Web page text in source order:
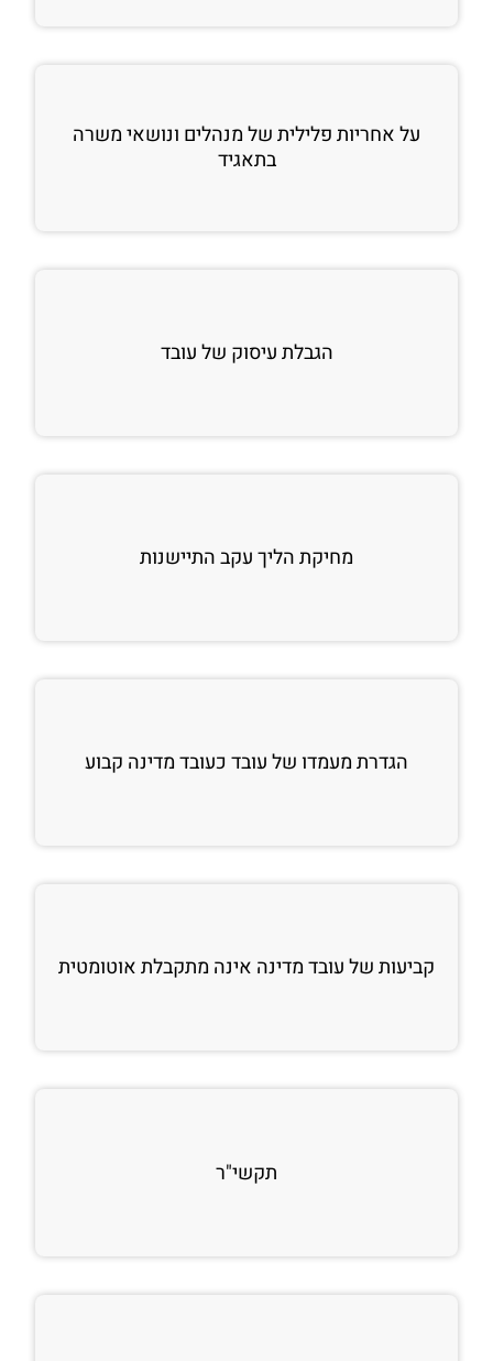
על אחריות פלילית של מנהלים ונושאי משרה
בתאגיד
הגבלת עיסוק של עובד
מחיקת הליך עקב התיישנות
הגדרת מעמדו של עובד כעובד מדינה קבוע
קביעות של עובד מדינה אינה מתקבלת אוטומטית
תקשי"ר